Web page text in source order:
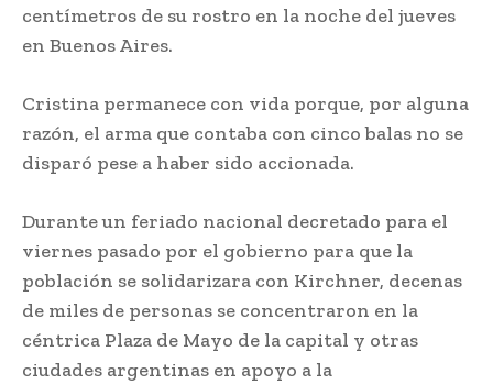
centímetros de su rostro en la noche del jueves
en Buenos Aires.
Cristina permanece con vida porque, por alguna
razón, el arma que contaba con cinco balas no se
disparó pese a haber sido accionada.
Durante un feriado nacional decretado para el
viernes pasado por el gobierno para que la
población se solidarizara con Kirchner, decenas
de miles de personas se concentraron en la
céntrica Plaza de Mayo de la capital y otras
ciudades argentinas en apoyo a la